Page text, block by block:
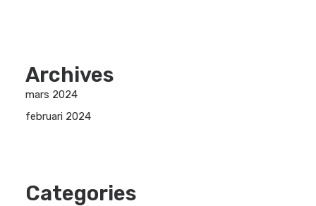
Archives
mars 2024
februari 2024
Categories